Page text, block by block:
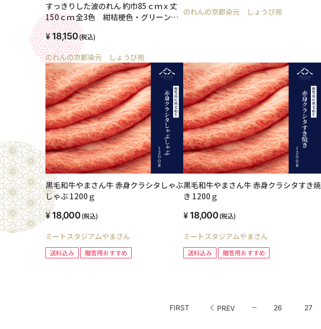
すっきりした波のれん 約巾85ｃｍｘ丈
150ｃｍ 全3色 紺桔梗色・グリーン・
コーラルローズ 日本製 染め工房直販
18,150(税込)
のれんの京都染元 しょうび苑
のれんの京都染元 しょうび苑
黒毛和牛やまさん牛 赤身クラシタしゃぶ
しゃぶ 1200ｇ
18,000(税込)
ミートスタジアムやまさん
送料込み 贈答用おすすめ
黒毛和牛やまさん牛 赤身クラシタすき焼
き 1200ｇ
18,000(税込)
ミートスタジアムやまさん
送料込み 贈答用おすすめ
FIRST PREV ... 26 27